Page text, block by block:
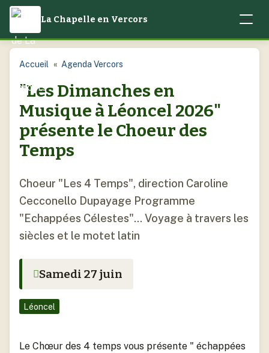
La Chapelle en Vercors
Notre village
Actualités
Camping
Culture locale et patrimoine
La Chapelle-en-Vercors – Services et équipements
La Chapelle-en-Vercors – Urbanisme et géographie
( 12 sections )
Conseils municipaux
Journal municipal, Brèves
Urbanisme
Règlements et arrêtés
Quotidien
( 12 sections )
Droits et démarches – service public.fr – Etat-Civil
Emplois
Marchés
Enfance et Jeunesse
Activités jeunesse
Écoles maternelles et primaires
Périscolaire
Contact
Accueil Agenda Vercors
"Les Dimanches en
Musique à Léoncel 2026"
présente le Choeur des
Temps
Choeur "Les 4 Temps", direction Caroline
Cecconello Dupayage Programme
"Echappées Célestes"... Voyage à travers les
siècles et le motet latin
Samedi 27 juin
Léoncel
Le Chœur des 4 temps vous présente " échappées